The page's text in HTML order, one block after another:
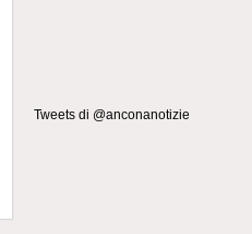
Tweets di @anconanotizie